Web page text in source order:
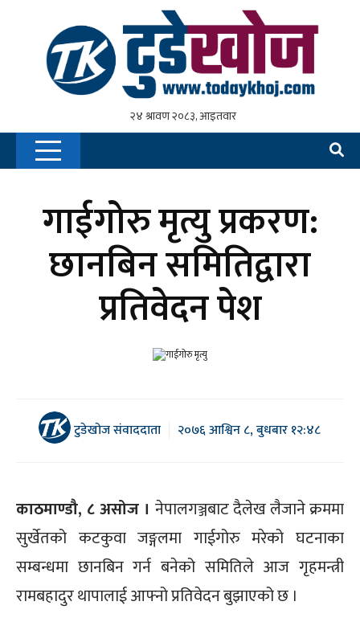
गाईगोरु मृत्यु प्रकरण:
छानबिन समितिद्वारा
प्रतिवेदन पेश
टुडेखोज संवाददाता २०७६ आश्विन ८, बुधबार १२:४८
काठमाण्डौ, ८ असोज । नेपालगञ्जबाट दैलेख लैजाने क्रममा
सुर्खेतको कटकुवा जङ्गलमा गाईगोरु मरेको घटनाका
सम्बन्धमा छानबिन गर्न बनेको समितिले आज गृहमन्त्री
रामबहादुर थापालाई आफ्नो प्रतिवेदन बुझाएको छ ।